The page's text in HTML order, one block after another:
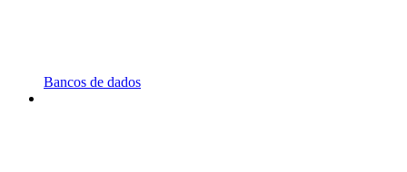
Bancos de dados